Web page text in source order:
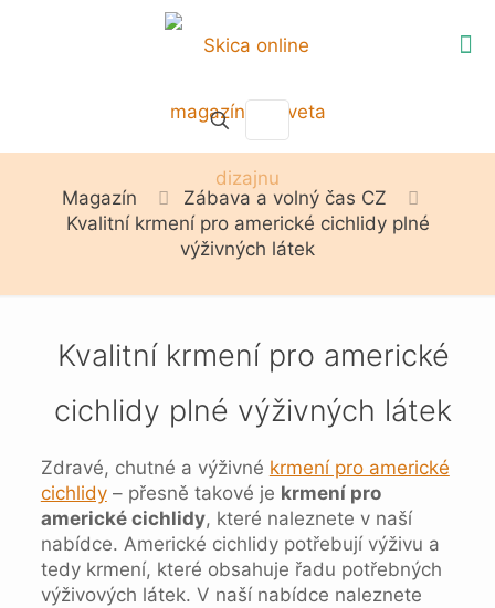
Magazín
Zábava a volný čas CZ
Kvalitní krmení pro americké cichlidy plné
výživných látek
Kvalitní krmení pro americké
cichlidy plné výživných látek
Zdravé, chutné a výživné krmení pro americké
cichlidy– přesně takové je krmení pro
americké cichlidy, které naleznete v naší
nabídce. Americké cichlidy potřebují výživu a
tedy krmení, které obsahuje řadu potřebných
výživových látek. V naší nabídce naleznete